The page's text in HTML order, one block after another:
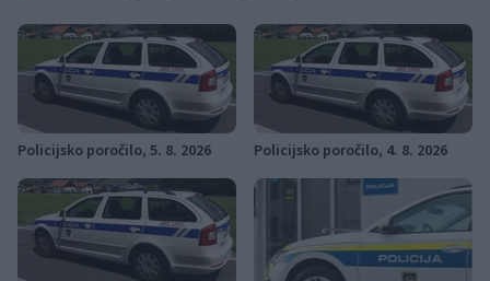
Policijsko poročilo, 5. 8. 2026 Policijsko poročilo, 4. 8. 2026